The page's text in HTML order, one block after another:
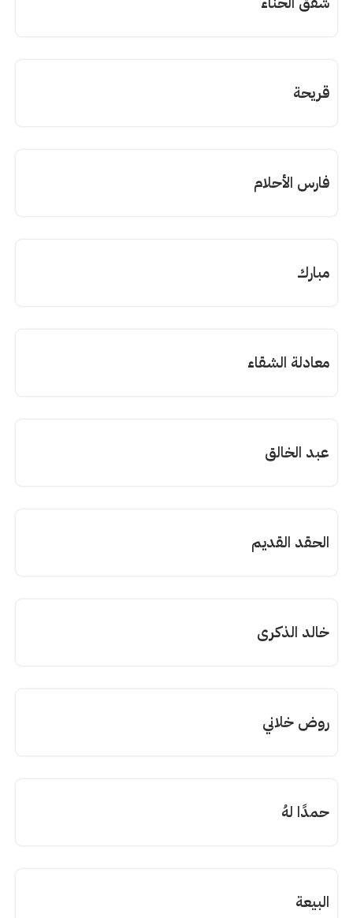
قريحة
فارس الأحلام
مبارك
معادلة الشقاء
عبد الخالق
الحقد القديم
خالد الذكرى
روض خلاني
حمدًا لهُ
البيعة